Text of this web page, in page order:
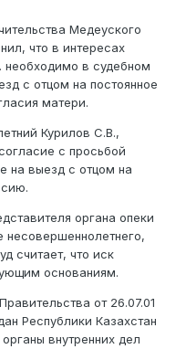
Медеуского
что в интересах
необходимо в судебном
с отцом на постоянное
матери.
Курилов С.В.,
с просьбой
на выезд с отцом на
органа опеки
несовершеннолетнего,
считает, что иск
основаниям.
от 26.07.01
Республики Казахстан
внутренних дел